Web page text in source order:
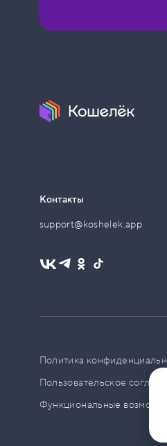
Контакты
support@koshelek.app
Политика
Пользовательское
Функциональные